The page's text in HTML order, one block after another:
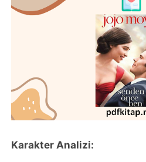
Karakter Analizi: